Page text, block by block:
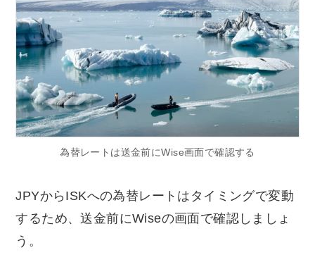
為替レートは送金前にWise画面で確認する
JPYからISKへの為替レートはタイミングで変動
するため、送金前にWiseの画面で確認しましょ
う。